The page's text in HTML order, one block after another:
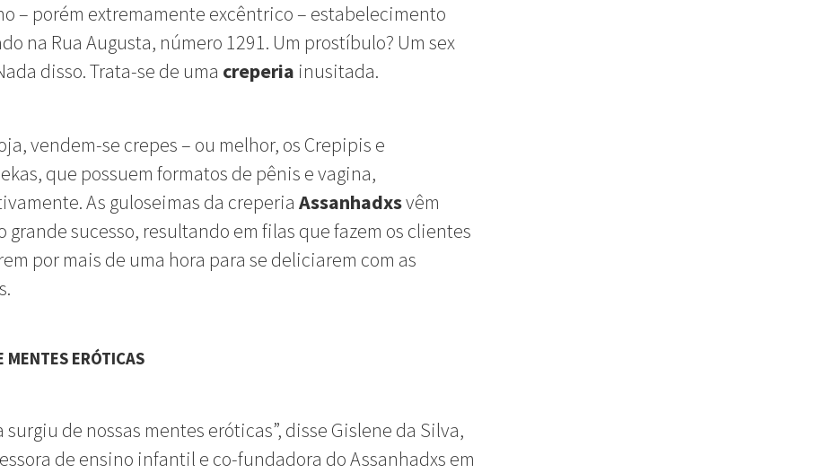
– porém extremamente excêntrico – estabelecimento
na Rua Augusta, número 1291. Um prostíbulo? Um sex
disso. Trata-se de uma creperia inusitada.
vendem-se crepes – ou melhor, os Crepipis e
que possuem formatos de pênis e vagina,
As guloseimas da creperia Assanhadxsvêm
grande sucesso, resultando em filas que fazem os clientes
por mais de uma hora para se deliciarem com as
MENTES ERÓTICAS
surgiu de nossas mentes eróticas”, disse Gislene da Silva,
de ensino infantil e co-fundadora do Assanhadxs em